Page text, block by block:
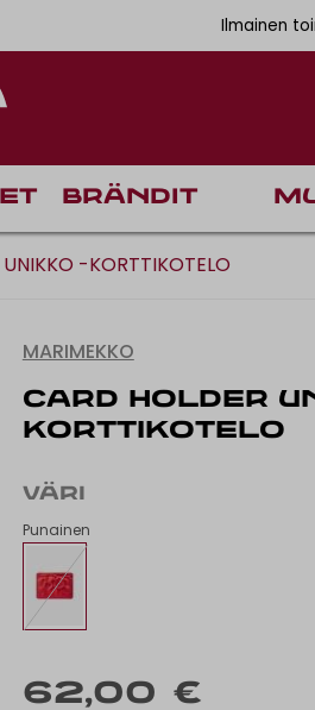
Ilmainen
Brändit
-KORTTIKOTELO
MARIMEKKO
CARD HOLDER
KORTTIKOTELO
VÄRI
Punainen
62,00 €